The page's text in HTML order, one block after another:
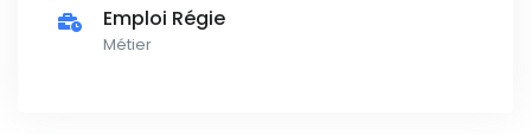
Emploi Régie
Métier